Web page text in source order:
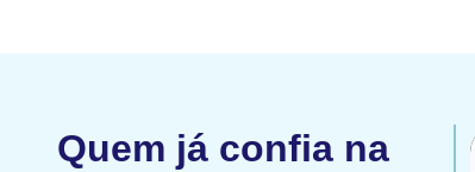
Quem já confia na